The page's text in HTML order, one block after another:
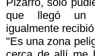
que llegó un
igualmente
"Es una zona